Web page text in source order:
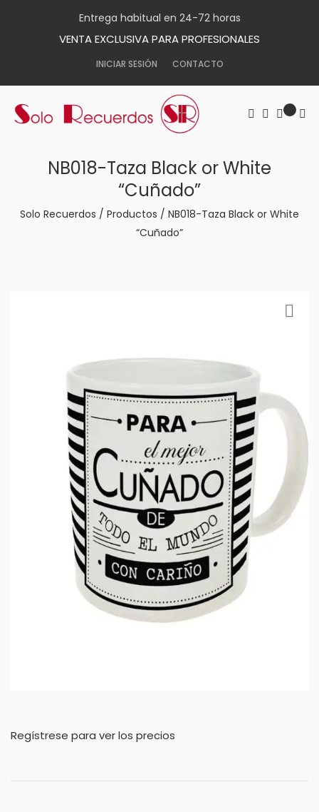
Entrega habitual en 24-72 horas
VENTA EXCLUSIVA PARA PROFESIONALES
INICIAR SESIÓN CONTACTO
NB018-Taza Black or White
“Cuñado”
Solo Recuerdos / Productos / NB018-Taza Black or White
“Cuñado”
Regístrese para ver los precios